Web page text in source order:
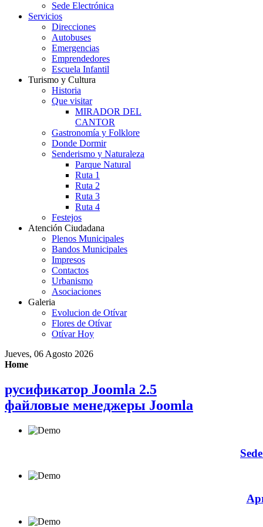
Sede Electrónica
Servicios
Direcciones
Autobuses
Emergencias
Emprendedores
Escuela Infantil
Turismo y Cultura
Historia
Que visitar
MIRADOR DEL
CANTOR
Gastronomía y Folklore
Donde Dormir
Senderismo y Naturaleza
Parque Natural
Ruta 1
Ruta 2
Ruta 3
Ruta 4
Festejos
Atención Ciudadana
Plenos Municipales
Bandos Municipales
Impresos
Contactos
Urbanismo
Asociaciones
Galeria
Evolucion de Otívar
Flores de Otívar
Otívar Hoy
Jueves, 06 Agosto 2026
Home
русификатор Joomla 2.5
файловые менеджеры Joomla